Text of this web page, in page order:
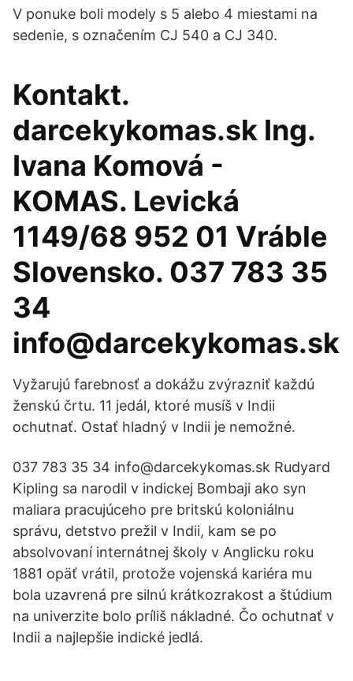
V ponuke boli modely s 5 alebo 4 miestami na
sedenie, s označením CJ 540 a CJ 340.
Kontakt.
darcekykomas.sk Ing.
Ivana Komová -
KOMAS. Levická
1149/68 952 01 Vráble
Slovensko. 037 783 35
34
info@darcekykomas.sk
Vyžarujú farebnosť a dokážu zvýrazniť každú
ženskú črtu. 11 jedál, ktoré musíš v Indii
ochutnať. Ostať hladný v Indii je nemožné.
037 783 35 34 info@darcekykomas.sk Rudyard
Kipling sa narodil v indickej Bombaji ako syn
maliara pracujúceho pre britskú koloniálnu
správu, detstvo prežil v Indii, kam se po
absolvovaní internátnej školy v Anglicku roku
1881 opäť vrátil, protože vojenská kariéra mu
bola uzavrená pre silnú krátkozrakost a štúdium
na univerzite bolo príliš nákladné. Čo ochutnať v
Indii a najlepšie indické jedlá.